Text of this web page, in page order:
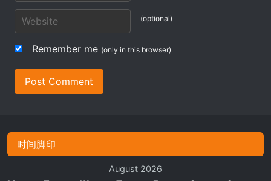
(optional)
Remember me (only in this browser)
Post Comment
时间脚印
August 2026